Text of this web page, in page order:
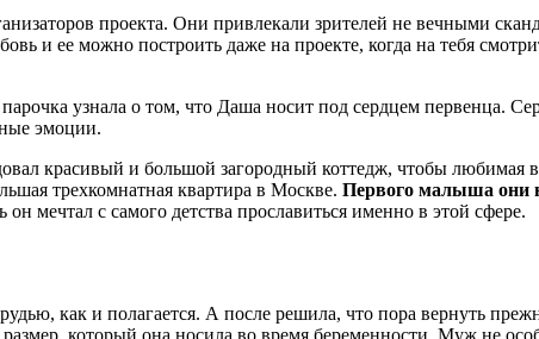
проекта. Они привлекали зрителей не вечными
и ее можно построить даже на проекте, когда на тебя
узнала о том, что Даша носит под сердцем первенца.
эмоции.
красивый и большой загородный коттедж, чтобы любимая
трехкомнатная квартира в Москве. Первого малыша они
мечтал с самого детства прославиться именно в этой сфере.
как и полагается. А после решила, что пора вернуть
который она носила во время беременности. Муж не